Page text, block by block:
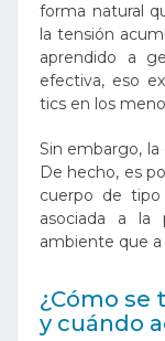
forma natural
la tensión
aprendido
a
efectiva, eso
tics en los
Sin embargo,
De hecho, es
cuerpo de tipo
asociada a la
ambiente que a
¿Cómo se
y cuándo